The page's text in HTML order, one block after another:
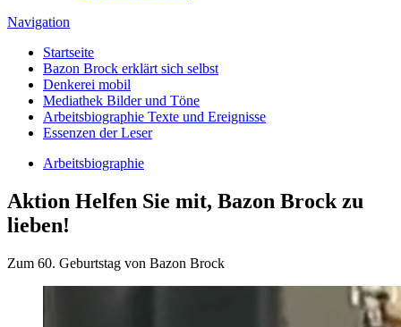
Navigation
Startseite
Bazon Brock erklärt sich selbst
Denkerei mobil
Mediathek Bilder und Töne
Arbeitsbiographie Texte und Ereignisse
Essenzen der Leser
Arbeitsbiographie
Aktion Helfen Sie mit, Bazon Brock zu
lieben!
Zum 60. Geburtstag von Bazon Brock